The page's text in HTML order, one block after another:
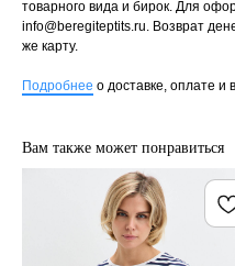
товарного вида и бирок. Для
info@beregiteptits.ru. Возврат
же карту.
Подробнее о доставке, оплате и
Вам также может понравиться